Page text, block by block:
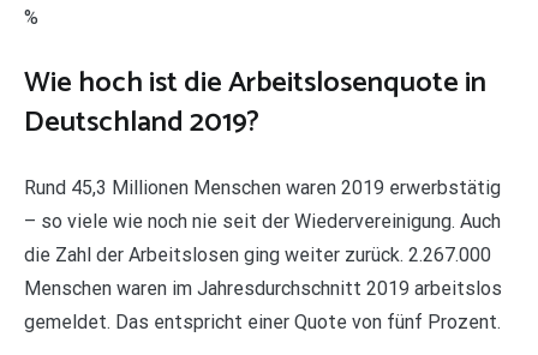
%
Wie hoch ist die Arbeitslosenquote in
Deutschland 2019?
Rund 45,3 Millionen Menschen waren 2019 erwerbstätig
– so viele wie noch nie seit der Wiedervereinigung. Auch
die Zahl der Arbeitslosen ging weiter zurück. 2.267.000
Menschen waren im Jahresdurchschnitt 2019 arbeitslos
gemeldet. Das entspricht einer Quote von fünf Prozent.